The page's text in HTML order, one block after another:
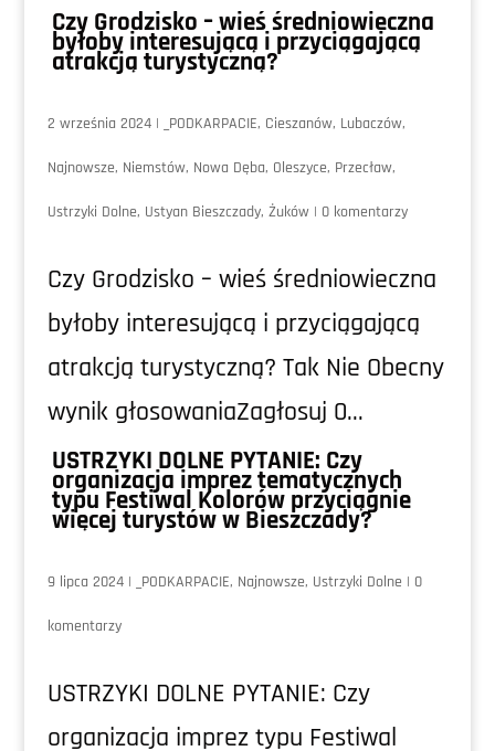
Czy Grodzisko – wieś średniowieczna
byłoby interesującą i przyciągającą
atrakcją turystyczną?
2 września 2024| _PODKARPACIE, Cieszanów, Lubaczów,
Najnowsze, Niemstów, Nowa Dęba, Oleszyce, Przecław,
Ustrzyki Dolne, Ustyan Bieszczady, Żuków| 0 komentarzy
Czy Grodzisko – wieś średniowieczna
byłoby interesującą i przyciągającą
atrakcją turystyczną? Tak Nie Obecny
wynik głosowaniaZagłosuj 0...
USTRZYKI DOLNE PYTANIE: Czy
organizacja imprez tematycznych
typu Festiwal Kolorów przyciągnie
więcej turystów w Bieszczady?
9 lipca 2024| _PODKARPACIE, Najnowsze, Ustrzyki Dolne | 0
komentarzy
USTRZYKI DOLNE PYTANIE: Czy
organizacja imprez typu Festiwal